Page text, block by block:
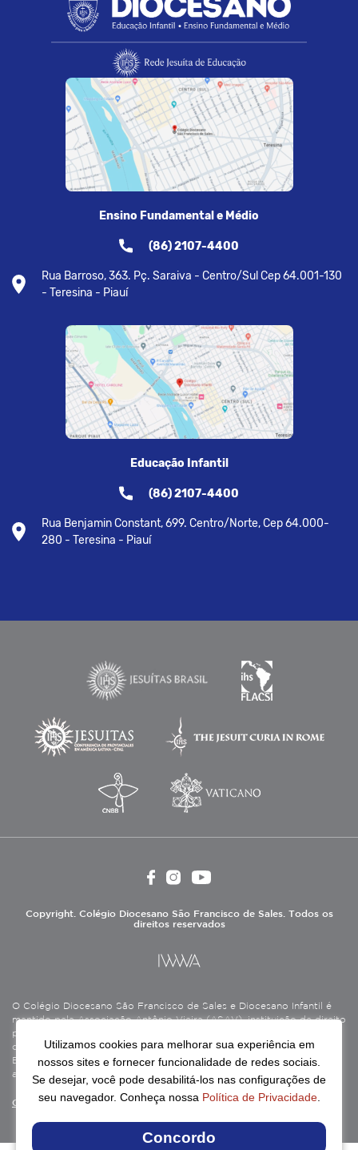
Ensino Fundamental e Médio
(86) 2107-4400
Rua Barroso, 363. Pç. Saraiva - Centro/Sul Cep 64.001-130
- Teresina - Piauí
Educação Infantil
(86) 2107-4400
Rua Benjamin Constant, 699. Centro/Norte, Cep 64.000-
280 - Teresina - Piauí
Copyright. Colégio Diocesano São Francisco de Sales. Todos os
direitos reservados
O Colégio Diocesano São Francisco de Sales e Diocesano Infantil é
mantido pela Associação Antônio Vieira (ASAV), instituição de direito
privado sem fins lucrativos, filantrópica, de natureza educativa,
cultural, assistencial e beneficente, certificada como Entidade
Beneficente de Assistência Social (CEBAS), nas áreas de educação e
assistência social.
Continue lendo
Utilizamos cookies para melhorar sua experiência em
nossos sites e fornecer funcionalidade de redes sociais.
Se desejar, você pode desabilitá-los nas configurações de
seu navegador. Conheça nossa Política de Privacidade.
Concordo